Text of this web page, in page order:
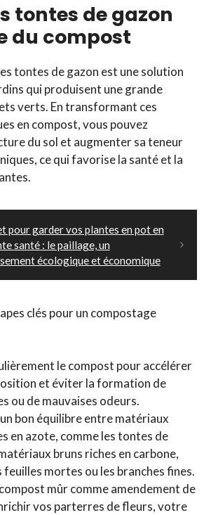
tontes de gazon
du compost
tontes de gazon est une solution
qui produisent une grande
verts. En transformant ces
en compost, vous pouvez
du sol et augmenter sa teneur
ce qui favorise la santé et la
pour garder vos plantes en pot en
santé : le paillage, un
écologique et économique
clés pour un compostage
le compost pour accélérer
et éviter la formation de
ou de mauvaises odeurs.
bon équilibre entre matériaux
en azote, comme les tontes de
bruns riches en carbone,
feuilles mortes ou les branches fines.
mûr comme amendement de
vos parterres de fleurs, votre